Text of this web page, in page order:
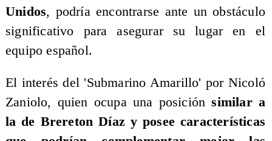
Unidos, podría encontrarse ante un obstáculo
significativo para asegurar su lugar en el
equipo español.
El interés del 'Submarino Amarillo' por Nicoló
Zaniolo, quien ocupa una posiciónsimilar a
la de Brereton Díaz y posee características